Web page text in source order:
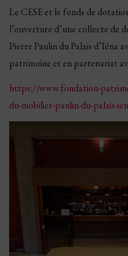
Le CESE et le fonds de
l’ouverture d’une collecte de
Pierre Paulin du Palais d’Iéna
patrimoine et en partenariat
https://www.fondation-
du-mobilier-paulin-du-palais-